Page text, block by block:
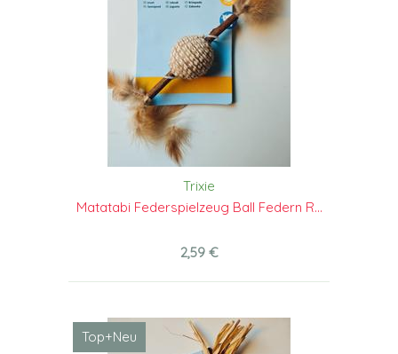
Trixie
Matatabi Federspielzeug Ball Federn R...
2,59 €
Top+Neu